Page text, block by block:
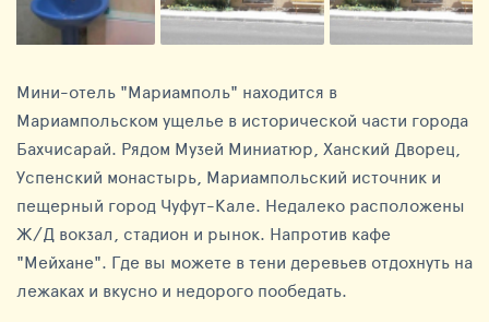
Мини-отель "Мариамполь" находится в
Мариампольском ущелье в исторической части города
Бахчисарай. Рядом Музей Миниатюр, Ханский Дворец,
Успенский монастырь, Мариампольский источник и
пещерный город Чуфут-Кале. Недалеко расположены
Ж/Д вокзал, стадион и рынок. Напротив кафе
"Мейхане". Где вы можете в тени деревьев отдохнуть на
лежаках и вкусно и недорого пообедать.